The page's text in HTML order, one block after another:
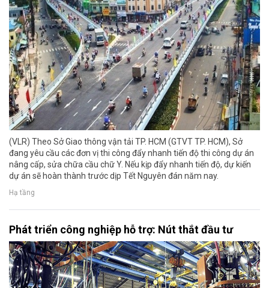
(VLR) Theo Sở Giao thông vận tải TP. HCM (GTVT TP. HCM), Sở
đang yêu cầu các đơn vị thi công đẩy nhanh tiến độ thi công dự án
nâng cấp, sửa chữa cầu chữ Y. Nếu kịp đẩy nhanh tiến độ, dự kiến
dự án sẽ hoàn thành trước dịp Tết Nguyên đán năm nay.
Hạ tầng
Phát triển công nghiệp hỗ trợ: Nút thắt đầu tư